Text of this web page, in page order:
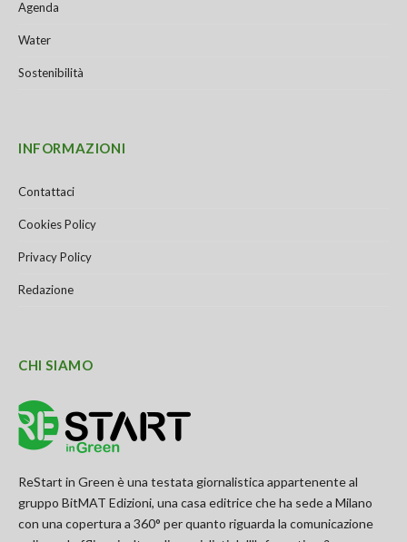
Agenda
Water
Sostenibilità
INFORMAZIONI
Contattaci
Cookies Policy
Privacy Policy
Redazione
CHI SIAMO
ReStart in Green è una testata giornalistica appartenente al
gruppo BitMAT Edizioni, una casa editrice che ha sede a Milano
con una copertura a 360° per quanto riguarda la comunicazione